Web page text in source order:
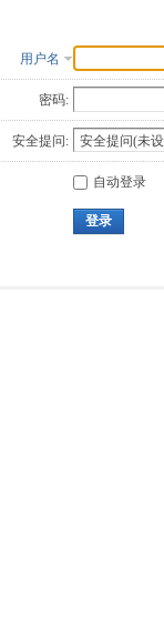
用户名
密码:
安全提问:
自动登录
登录